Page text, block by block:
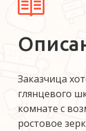
Заказчица
глянцевого
комнате с
ростовое